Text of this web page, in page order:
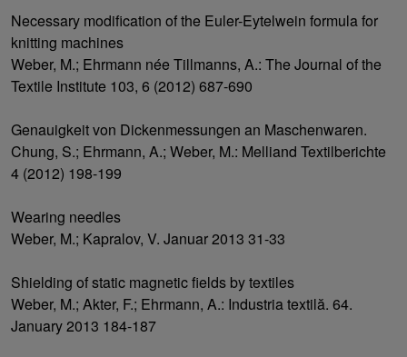
Necessary modification of the Euler-Eytelwein formula for
knitting machines
Weber, M.; Ehrmann née Tillmanns, A.: The Journal of the
Textile Institute 103, 6 (2012) 687-690
Genauigkeit von Dickenmessungen an Maschenwaren.
Chung, S.; Ehrmann, A.; Weber, M.: Melliand Textilberichte
4 (2012) 198-199
Wearing needles
Weber, M.; Kapralov, V. Januar 2013 31-33
Shielding of static magnetic fields by textiles
Weber, M.; Akter, F.; Ehrmann, A.: Industria textilă. 64.
January 2013 184-187